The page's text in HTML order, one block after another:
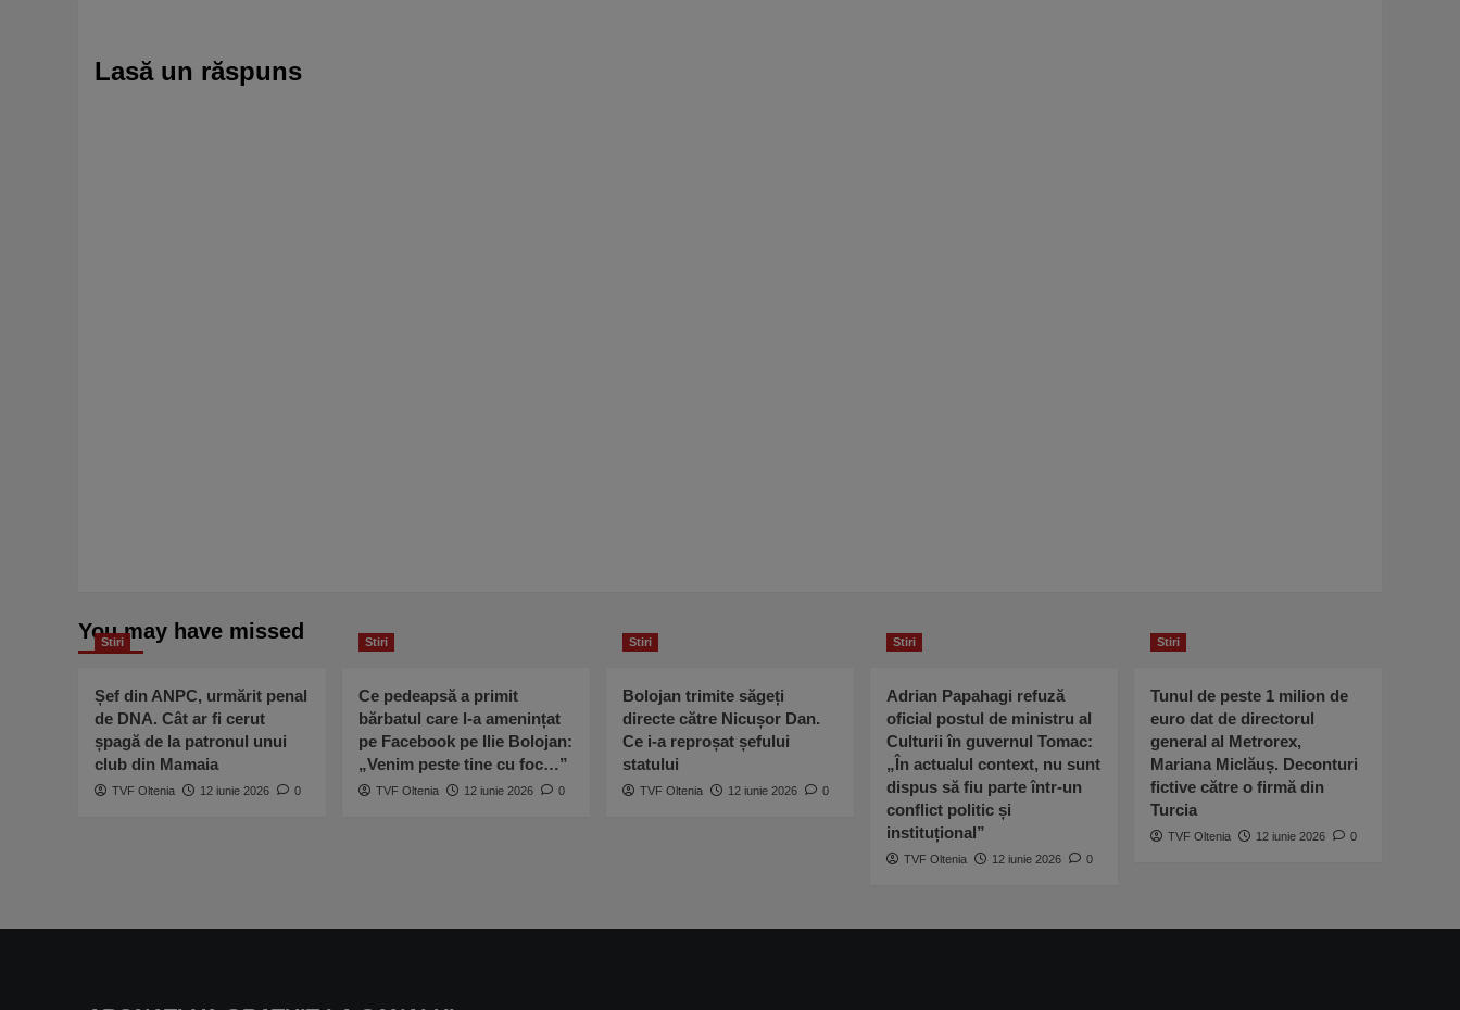
Lasă un răspuns
You may have missed
Stiri
Șef din ANPC, urmărit penal
de DNA. Cât ar fi cerut
șpagă de la patronul unui
club din Mamaia
TVF Oltenia 12 iunie 2026 0
Stiri
Ce pedeapsă a primit
bărbatul care l-a amenințat
pe Facebook pe Ilie Bolojan:
„Venim peste tine cu foc…”
TVF Oltenia 12 iunie 2026 0
Stiri
Bolojan trimite săgeți
directe către Nicușor Dan.
Ce i-a reproșat șefului
statului
TVF Oltenia 12 iunie 2026 0
Stiri
Adrian Papahagi refuză
oficial postul de ministru al
Culturii în guvernul Tomac:
„În actualul context, nu sunt
dispus să fiu parte într-un
conflict politic și
instituțional”
TVF Oltenia 12 iunie 2026 0
Stiri
Tunul de peste 1 milion de
euro dat de directorul
general al Metrorex,
Mariana Miclăuș. Deconturi
fictive către o firmă din
Turcia
TVF Oltenia 12 iunie 2026 0